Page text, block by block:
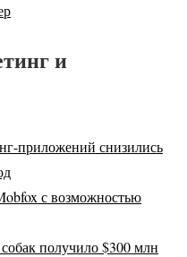
и
приложений снизились
с возможностью
получило $300 млн